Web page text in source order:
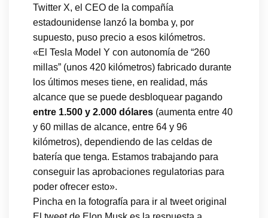
Twitter X, el CEO de la compañía
estadounidense lanzó la bomba y, por
supuesto, puso precio a esos kilómetros.
«El Tesla Model Y con autonomía de “260
millas” (unos 420 kilómetros) fabricado durante
los últimos meses tiene, en realidad, más
alcance que se puede desbloquear pagando
entre 1.500 y 2.000 dólares (aumenta entre 40
y 60 millas de alcance, entre 64 y 96
kilómetros), dependiendo de las celdas de
batería que tenga. Estamos trabajando para
conseguir las aprobaciones regulatorias para
poder ofrecer esto».
Pincha en la fotografía para ir al tweet original